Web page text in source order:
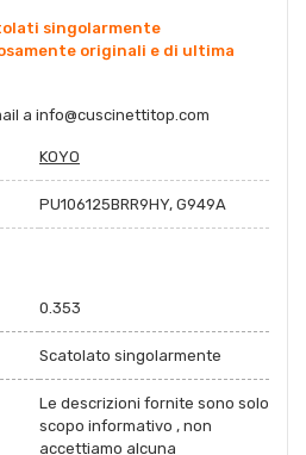
singolarmente
originali e di ultima
a info@cuscinettitop.com
KOYO
PU106125BRR9HY, G949A
0.353
Scatolato singolarmente
Le descrizioni fornite sono solo
scopo informativo , non
accettiamo alcuna